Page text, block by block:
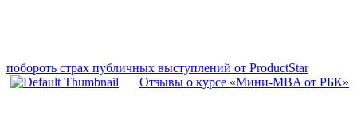
побороть страх публичных выступлений от ProductStar
Отзывы о курсе «Мини-MBA от РБК»